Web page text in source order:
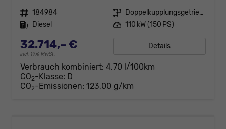
Fahrzeugnr. 184984 Getriebe
Doppelkupplungsgetriebe (DSG)
Kraftstoff Diesel Leistung 110 kW (150 PS)
32.714,– €
incl. 19% MwSt.
Details
Verbrauch kombiniert: 4,70 l/100km
CO2-Klasse: D
CO2-Emissionen: 123,00 g/km